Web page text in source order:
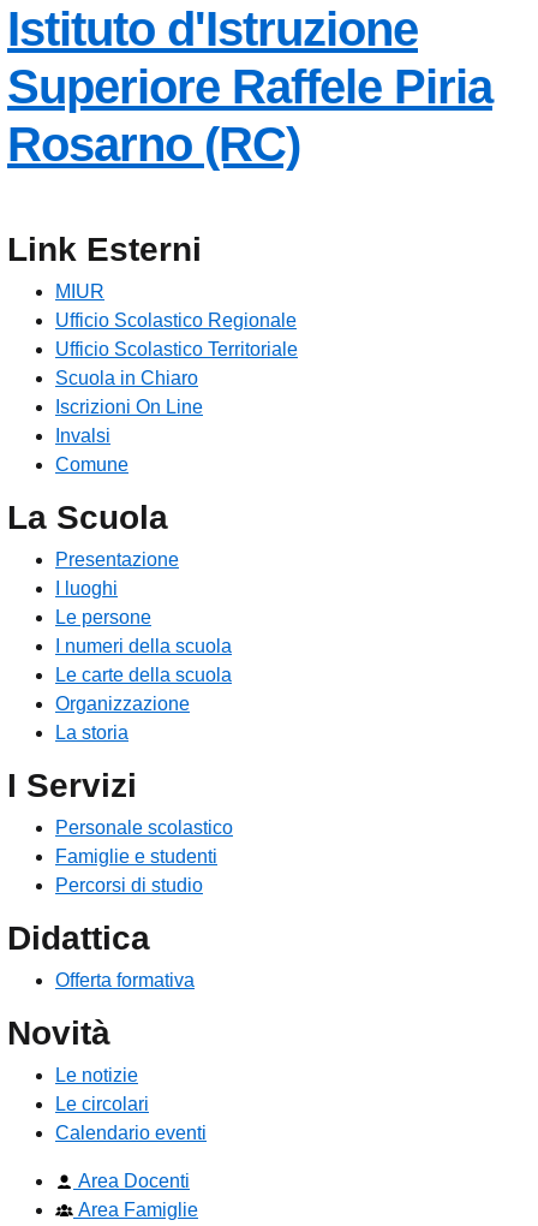
Istituto d'Istruzione
Superiore Raffele Piria
Rosarno (RC)— Visita la
Link Esterni
MIUR
Ufficio Scolastico Regionale
Ufficio Scolastico Territoriale
Scuola in Chiaro
Iscrizioni On Line
Invalsi
Comune
La Scuola
Presentazione
I luoghi
Le persone
I numeri della scuola
Le carte della scuola
Organizzazione
La storia
I Servizi
Personale scolastico
Famiglie e studenti
Percorsi di studio
Didattica
Offerta formativa
Novità
Le notizie
Le circolari
Calendario eventi
Area Docenti
Area Famiglie